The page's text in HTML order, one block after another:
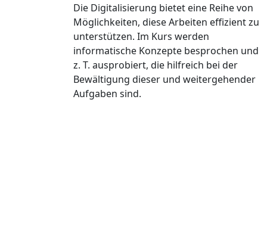
Die Digitalisierung bietet eine Reihe von
Möglichkeiten, diese Arbeiten effizient zu
unterstützen. Im Kurs werden
informatische Konzepte besprochen und
z. T. ausprobiert, die hilfreich bei der
Bewältigung dieser und weitergehender
Aufgaben sind.